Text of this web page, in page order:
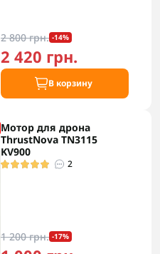
2 800 грн. -14%
2 420 грн.
В корзину
Мотор для дрона
ThrustNova TN3115
KV900
2
1 200 грн. -17%